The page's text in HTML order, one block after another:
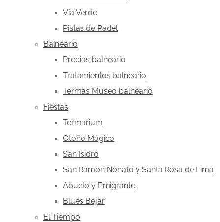
Vía Verde
Pistas de Padel
Balneario
Precios balneario
Tratamientos balneario
Termas Museo balneario
Fiestas
Termarium
Otoño Mágico
San Isidro
San Ramón Nonato y Santa Rosa de Lima
Abuelo y Emigrante
Blues Bejar
El Tiempo